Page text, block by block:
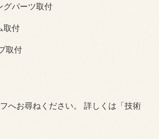
グパーツ取付
取付
取付
へお尋ねください。 詳しくは「技術